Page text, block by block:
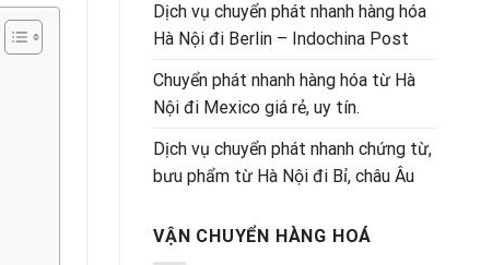
Dịch vụ chuyển phát nhanh hàng hóa
Hà Nội đi Berlin – Indochina Post
Chuyển phát nhanh hàng hóa từ Hà
Nội đi Mexico giá rẻ, uy tín.
Dịch vụ chuyển phát nhanh chứng từ,
bưu phẩm từ Hà Nội đi Bỉ, châu Âu
VẬN CHUYỂN HÀNG HOÁ